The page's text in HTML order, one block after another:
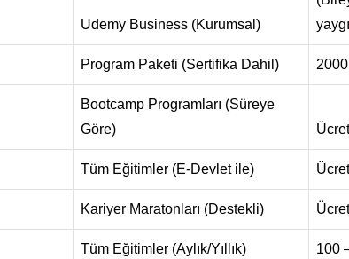
Udemy Business (Kurumsal)
Program Paketi (Sertifika Dahil)
Bootcamp Programları (Süreye
Göre)
Tüm Eğitimler (E-Devlet ile)
Kariyer Maratonları (Destekli)
Tüm Eğitimler (Aylık/Yıllık) 100